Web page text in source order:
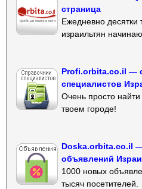
страница
Ежедневно десятки
израильтян
Profi.orbita.co.il —
специалистов
Очень просто
твоем городе!
Doska.orbita.co.il
объявлений
1000 новых
тысяч посетителей.